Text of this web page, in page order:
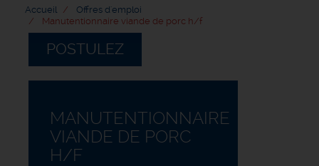
Accueil
Offres d'emploi
Manutentionnaire viande de porc h/f
POSTULEZ
MANUTENTIONNAIRE
VIANDE DE PORC
H/F